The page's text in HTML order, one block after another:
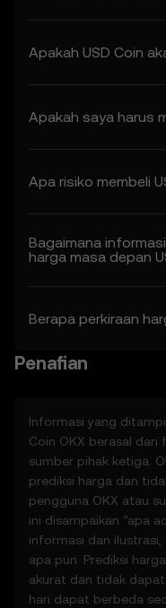
Apakah USD Coin
Apakah saya harus
Apa risiko membeli
Bagaimana
harga masa depan
Berapa perkiraan
Penafian
Informasi yang
Coin OKX berasal dari
sumber pihak ketiga.
prediksi harga dan
pengguna OKX atau
ini disampaikan “apa
informasi dan
apa pun. Prediksi
akurat dan tidak
hari dapat berbeda
dalamnya.
• Anda
dampak buruk
atau
bertanggung
meninjau
2.1 Kecuali
sama seperti
akan berlaku.
3. Fitur
3.1 Fitur
untuk tujuan
jaminan apa
3.2 Fitur
• Data yang
dari sumber
• Alat analitik